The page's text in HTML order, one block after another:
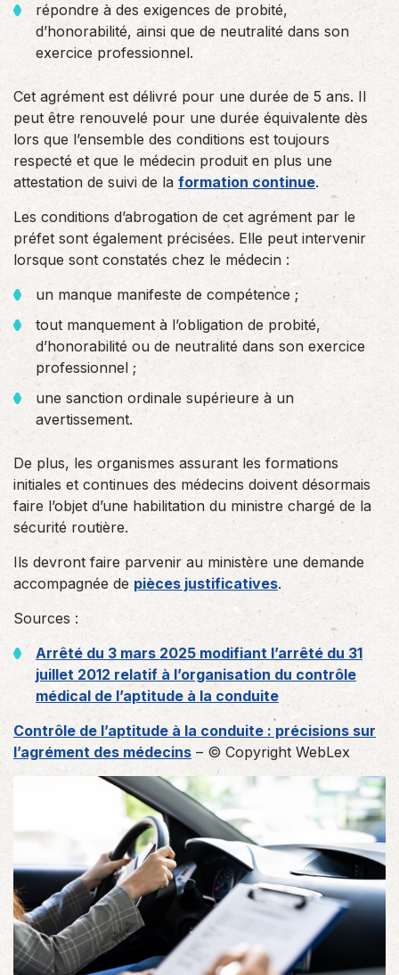
répondre à des exigences de probité,
d’honorabilité, ainsi que de neutralité dans son
exercice professionnel.
Cet agrément est délivré pour une durée de 5 ans. Il
peut être renouvelé pour une durée équivalente dès
lors que l’ensemble des conditions est toujours
respecté et que le médecin produit en plus une
attestation de suivi de la formation continue.
Les conditions d’abrogation de cet agrément par le
préfet sont également précisées. Elle peut intervenir
lorsque sont constatés chez le médecin :
un manque manifeste de compétence ;
tout manquement à l’obligation de probité,
d’honorabilité ou de neutralité dans son exercice
professionnel ;
une sanction ordinale supérieure à un
avertissement.
De plus, les organismes assurant les formations
initiales et continues des médecins doivent désormais
faire l’objet d’une habilitation du ministre chargé de la
sécurité routière.
Ils devront faire parvenir au ministère une demande
accompagnée de pièces justificatives.
Sources :
Arrêté du 3 mars 2025 modifiant l’arrêté du 31
juillet 2012 relatif à l’organisation du contrôle
médical de l’aptitude à la conduite
Contrôle de l’aptitude à la conduite : précisions sur
l’agrément des médecins – © Copyright WebLex